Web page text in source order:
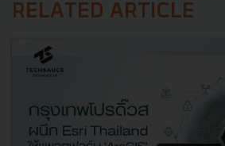
RELATED ARTICLE